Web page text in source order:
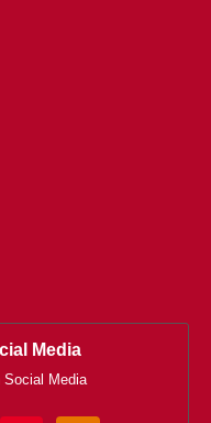
Media
Social Media